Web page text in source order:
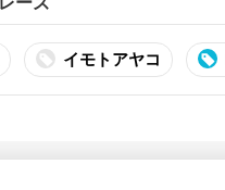
イモトアヤコ